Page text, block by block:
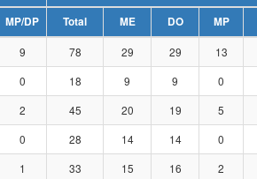
MP/DP Total ME DO MP
9 78 29 29 13
0 18 9 9 0
2 45 20 19 5
0 28 14 14 0
1 33 15 16 2